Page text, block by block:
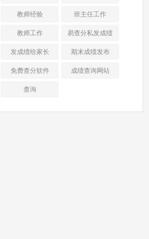
教师经验 班主任工作
教师工作 易查分私发成绩
发成绩给家长 期末成绩发布
免费查分软件 成绩查询网站
查询